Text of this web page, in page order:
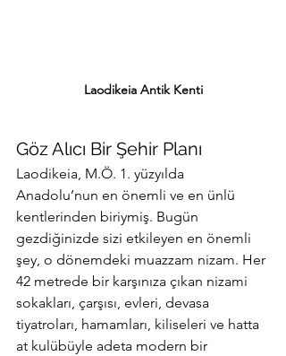
Laodikeia Antik Kenti
Göz Alıcı Bir Şehir Planı
Laodikeia, M.Ö. 1. yüzyılda
Anadolu’nun en önemli ve en ünlü
kentlerinden biriymiş. Bugün
gezdiğinizde sizi etkileyen en önemli
şey, o dönemdeki muazzam nizam. Her
42 metrede bir karşınıza çıkan nizami
sokakları, çarşısı, evleri, devasa
tiyatroları, hamamları, kiliseleri ve hatta
at kulübüyle adeta modern bir